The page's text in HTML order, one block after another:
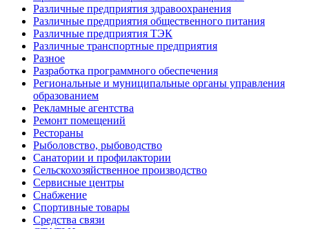
Различные предприятия здравоохранения
Различные предприятия общественного питания
Различные предприятия ТЭК
Различные транспортные предприятия
Разное
Разработка программного обеспечения
Региональные и муниципальные органы управления
образованием
Рекламные агентства
Ремонт помещений
Рестораны
Рыболовство, рыбоводство
Санатории и профилактории
Сельскохозяйственное производство
Сервисные центры
Снабжение
Спортивные товары
Средства связи